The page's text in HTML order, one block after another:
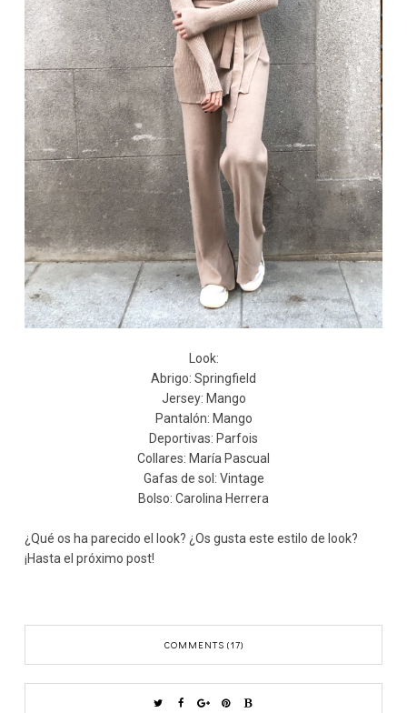
Look:
Abrigo: Springfield
Jersey: Mango
Pantalón: Mango
Deportivas: Parfois
Collares: María Pascual
Gafas de sol: Vintage
Bolso: Carolina Herrera
¿Qué os ha parecido el look? ¿Os gusta este estilo de look?
¡Hasta el próximo post!
COMMENTS (17)